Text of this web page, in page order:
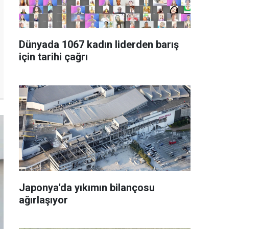
Dünyada 1067 kadın liderden barış
için tarihi çağrı
Japonya'da yıkımın bilançosu
ağırlaşıyor